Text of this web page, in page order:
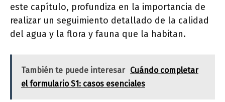
este capítulo, profundiza en la importancia de
realizar un seguimiento detallado de la calidad
del agua y la flora y fauna que la habitan.
También te puede interesar Cuándo completar
el formulario S1: casos esenciales